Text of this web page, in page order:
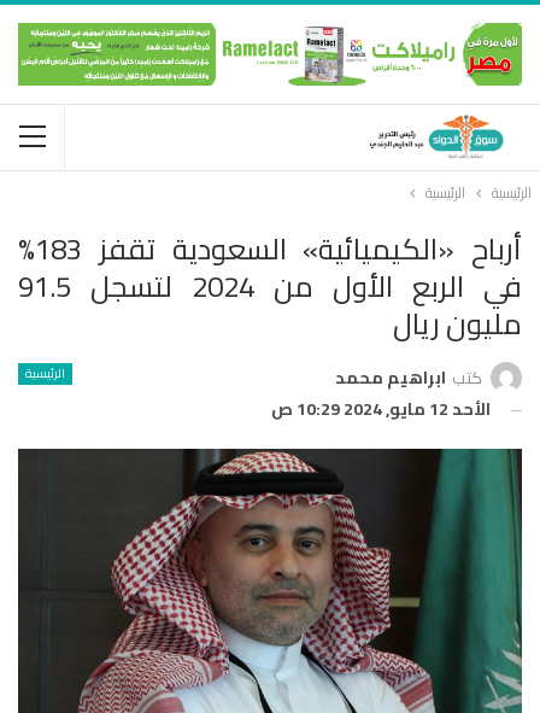
الرئيسية الرئيسية
أرباح «الكيميائية» السعودية تقفز 183%
في الربع الأول من 2024 لتسجل 91.5
مليون ريال
الرئيسية كتب ابراهيم محمد
الأحد 12 مايو, 2024 10:29 ص